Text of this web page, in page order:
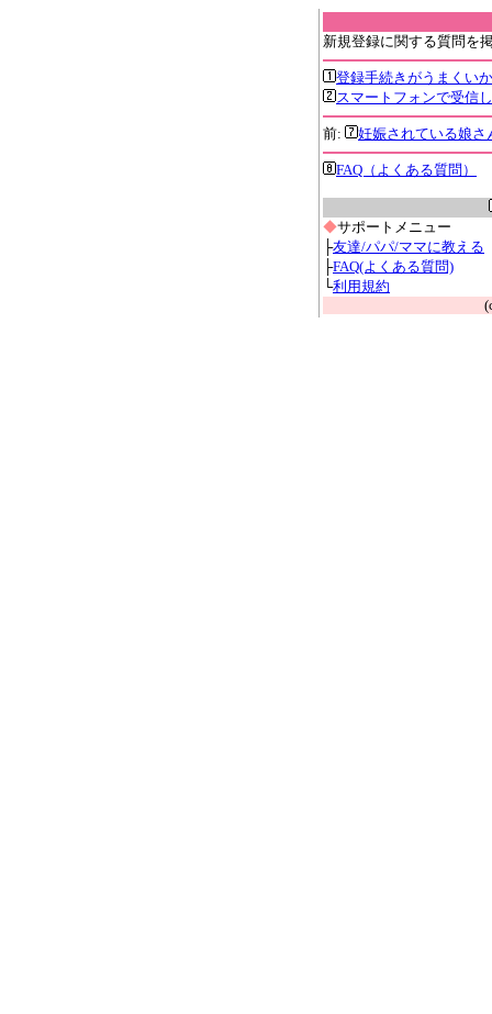
新規登録に関する質問を
登録手続きがうまくい
スマートフォンで受信
前: 妊娠されている娘さ
FAQ（よくある質問）
◆サポートメニュー
├友達/パパ/ママに教える
├FAQ(よくある質問)
└利用規約